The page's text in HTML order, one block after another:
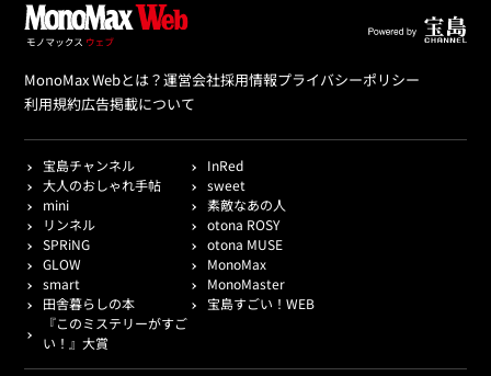
MonoMax Webとは？運営会社採用情報プライバシーポリシー
利用規約広告掲載について
宝島チャンネル
InRed
大人のおしゃれ手帖
sweet
mini
素敵なあの人
リンネル
otona ROSY
SPRiNG
otona MUSE
GLOW
MonoMax
smart
MonoMaster
田舎暮らしの本
宝島すごい！WEB
『このミステリーがすご
い！』大賞